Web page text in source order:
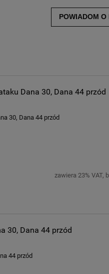
POWIADOM O
Dana 30, Dana 44 przód
30, Dana 44 przód
zawiera 23% VAT,
30, Dana 44 przód
44 przód